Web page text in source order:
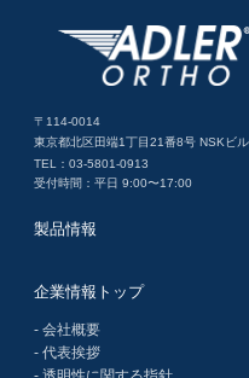
〒114-0014
東京都北区田端1丁目21番8号 NSKビ
TEL：03-5801-0913
受付時間：平日 9:00〜17:00
製品情報
企業情報トップ
- 会社概要
- 代表挨拶